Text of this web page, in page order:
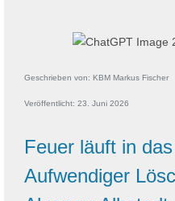
Geschrieben von: KBM Markus Fischer
Veröffentlicht: 23. Juni 2026
Feuer läuft in
Aufwendiger